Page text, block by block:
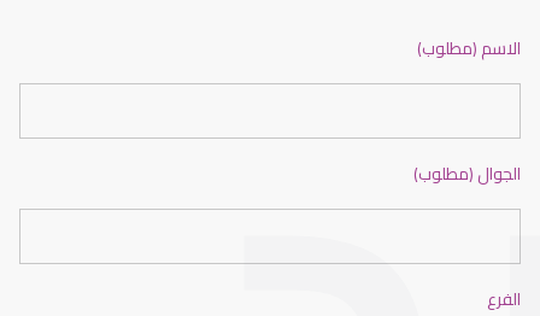
الاسم (مطلوب)
الجوال (مطلوب)
الفرع